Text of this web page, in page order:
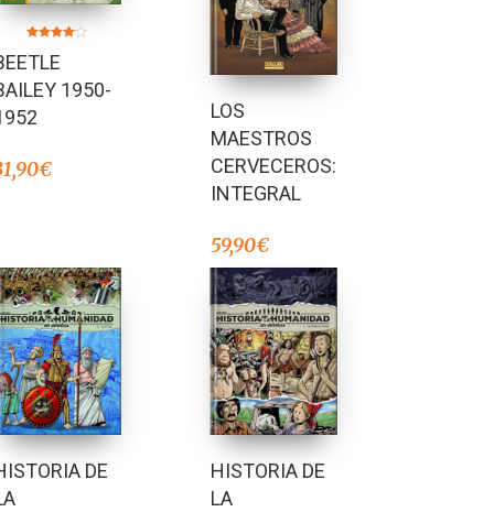
en
4.00
de 5
1950-
€
LOS
MAESTROS
CERVECEROS:
INTEGRAL
59,90€
DE
HISTORIA DE
LA